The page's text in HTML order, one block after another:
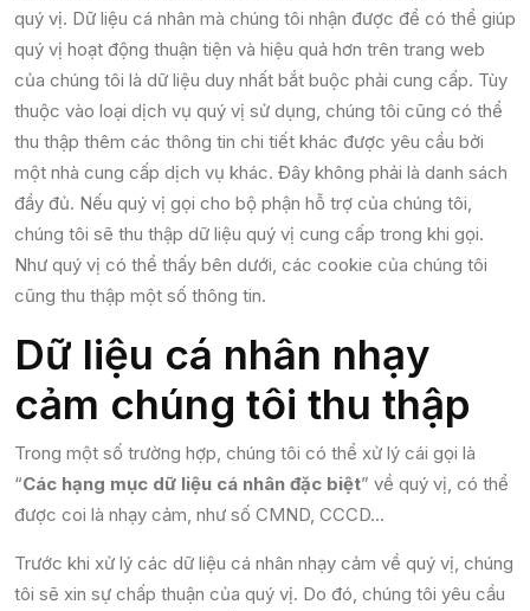
quý vị. Dữ liệu cá nhân mà chúng tôi nhận được để có thể giúp
quý vị hoạt động thuận tiện và hiệu quả hơn trên trang web
của chúng tôi là dữ liệu duy nhất bắt buộc phải cung cấp. Tùy
thuộc vào loại dịch vụ quý vị sử dụng, chúng tôi cũng có thể
thu thập thêm các thông tin chi tiết khác được yêu cầu bởi
một nhà cung cấp dịch vụ khác. Đây không phải là danh sách
đầy đủ. Nếu quý vị gọi cho bộ phận hỗ trợ của chúng tôi,
chúng tôi sẽ thu thập dữ liệu quý vị cung cấp trong khi gọi.
Như quý vị có thể thấy bên dưới, các cookie của chúng tôi
cũng thu thập một số thông tin.
Dữ liệu cá nhân nhạy
cảm chúng tôi thu thập
Trong một số trường hợp, chúng tôi có thể xử lý cái gọi là
“Các hạng mục dữ liệu cá nhân đặc biệt” về quý vị, có thể
được coi là nhạy cảm, như số CMND, CCCD...
Trước khi xử lý các dữ liệu cá nhân nhạy cảm về quý vị, chúng
tôi sẽ xin sự chấp thuận của quý vị. Do đó, chúng tôi yêu cầu